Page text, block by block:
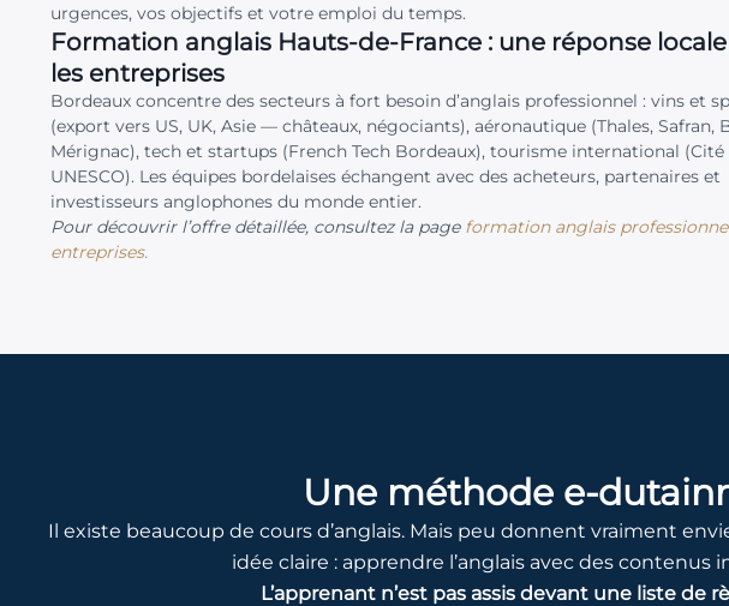
urgences, vos objectifs et votre emploi du temps.
Formation anglais Hauts-de-France : une réponse
les entreprises
Bordeaux concentre des secteurs à fort besoin d’anglais professionnel : vins et
(export vers US, UK, Asie — châteaux, négociants), aéronautique (Thales, Safran,
Mérignac), tech et startups (French Tech Bordeaux), tourisme international (Cité
UNESCO). Les équipes bordelaises échangent avec des acheteurs, partenaires et
investisseurs anglophones du monde entier.
Pour découvrir l’offre détaillée, consultez la page formation anglais
entreprises.
Une méthode e-
Il existe beaucoup de cours d’anglais. Mais peu donnent vraiment
idée claire : apprendre l’anglais avec des contenus
L’apprenant n’est pas assis devant une liste de